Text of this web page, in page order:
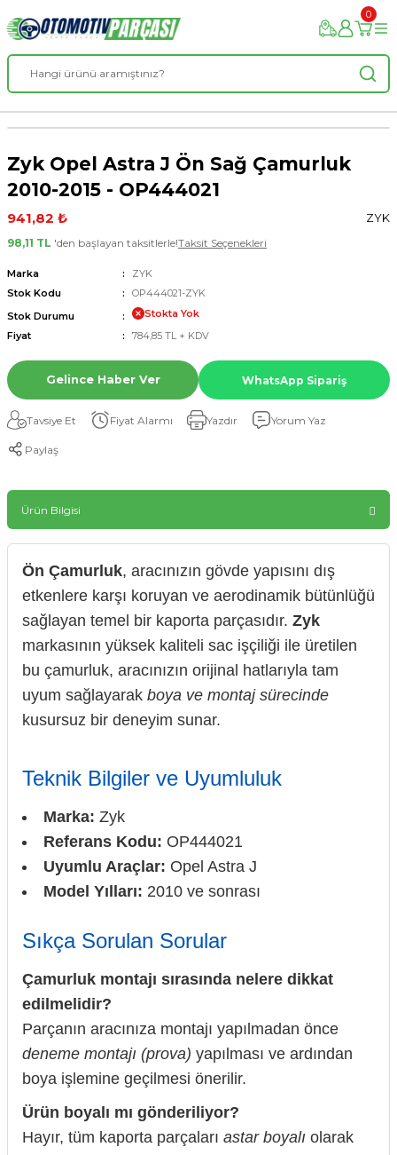
0
Zyk Opel Astra J Ön Sağ Çamurluk
2010-2015 - OP444021
941,82 ₺
ZYK
98,11 TL 'den başlayan taksitlerle!Taksit Seçenekleri
Marka
ZYK
Stok Kodu
OP444021-ZYK
Stok Durumu
Stokta Yok
Fiyat
784,85 TL + KDV
Gelince Haber Ver WhatsApp Sipariş
Tavsiye Et Fiyat Alarmı Yazdır Yorum Yaz
Paylaş
Ürün Bilgisi
Ön Çamurluk, aracınızın gövde yapısını dış
etkenlere karşı koruyan ve aerodinamik bütünlüğü
sağlayan temel bir kaporta parçasıdır. Zyk
markasının yüksek kaliteli sac işçiliği ile üretilen
bu çamurluk, aracınızın orijinal hatlarıyla tam
uyum sağlayarak boya ve montaj sürecinde
kusursuz bir deneyim sunar.
Teknik Bilgiler ve Uyumluluk
Marka: Zyk
Referans Kodu: OP444021
Uyumlu Araçlar: Opel Astra J
Model Yılları: 2010 ve sonrası
Sıkça Sorulan Sorular
Çamurluk montajı sırasında nelere dikkat
edilmelidir?
Parçanın aracınıza montajı yapılmadan önce
deneme montajı (prova) yapılması ve ardından
boya işlemine geçilmesi önerilir.
Ürün boyalı mı gönderiliyor?
Hayır, tüm kaporta parçaları astar boyalı olarak